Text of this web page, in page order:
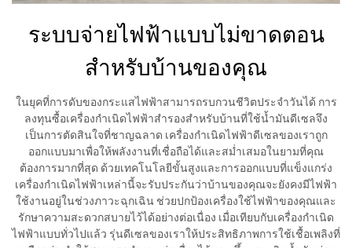
ระบบจ่ายไฟฟ้าแบบไม่ขาดตอน
สำหรับบ้านของคุณ
ในยุคที่การดับของกระแสไฟฟ้าสามารถรบกวนชีวิตประจำวันได้ การ
ลงทุนซื้อเครื่องกำเนิดไฟฟ้าสำรองสำหรับบ้านที่ใช้น้ำมันดีเซลจึง
เป็นการตัดสินใจที่ชาญฉลาด เครื่องกำเนิดไฟฟ้าดีเซลของเราถูก
ออกแบบมาเพื่อให้พลังงานที่เชื่อถือได้และสม่ำเสมอในยามที่คุณ
ต้องการมากที่สุด ด้วยเทคโนโลยีขั้นสูงและการออกแบบที่แข็งแกร่ง
เครื่องกำเนิดไฟฟ้าเหล่านี้จะรับประกันว่าบ้านของคุณจะยังคงมีไฟฟ้า
ใช้งานอยู่ในช่วงภาวะฉุกเฉิน ช่วยปกป้องเครื่องใช้ไฟฟ้าของคุณและ
รักษาความสะดวกสบายไว้ได้อย่างต่อเนื่อง เมื่อเทียบกับเครื่องกำเนิด
ไฟฟ้าแบบทั่วไปแล้ว รุ่นดีเซลของเราให้ประสิทธิภาพการใช้เชื้อเพลิงที่